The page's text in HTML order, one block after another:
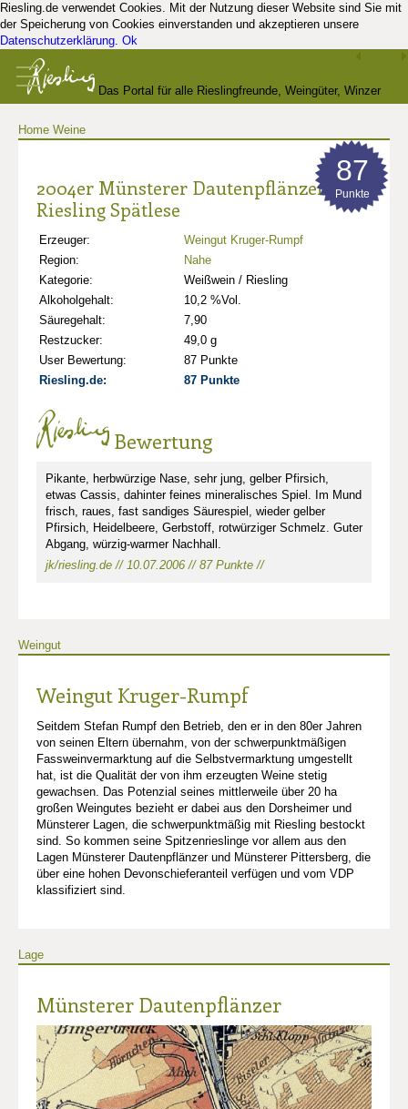
Riesling.de verwendet Cookies. Mit der Nutzung dieser Website sind Sie mit
der Speicherung von Cookies einverstanden und akzeptieren unsere
Datenschutzerklärung. Ok
Das Portal für alle Rieslingfreunde, Weingüter, Winzer
Home Weine
2004er Münsterer Dautenpflänzer
Riesling Spätlese
Erzeuger:
Weingut Kruger-Rumpf
Region:
Nahe
Kategorie:
Weißwein / Riesling
Alkoholgehalt:
10,2 %Vol.
Säuregehalt:
7,90
Restzucker:
49,0 g
User Bewertung:
87 Punkte
Riesling.de:
87 Punkte
87
Punkte
Bewertung
Pikante, herbwürzige Nase, sehr jung, gelber Pfirsich,
etwas Cassis, dahinter feines mineralisches Spiel. Im Mund
frisch, raues, fast sandiges Säurespiel, wieder gelber
Pfirsich, Heidelbeere, Gerbstoff, rotwürziger Schmelz. Guter
Abgang, würzig-warmer Nachhall.
jk/riesling.de // 10.07.2006 // 87 Punkte //
Weingut
Weingut Kruger-Rumpf
Seitdem Stefan Rumpf den Betrieb, den er in den 80er Jahren
von seinen Eltern übernahm, von der schwerpunktmäßigen
Fassweinvermarktung auf die Selbstvermarktung umgestellt
hat, ist die Qualität der von ihm erzeugten Weine stetig
gewachsen. Das Potenzial seines mittlerweile über 20 ha
großen Weingutes bezieht er dabei aus den Dorsheimer und
Münsterer Lagen, die schwerpunktmäßig mit Riesling bestockt
sind. So kommen seine Spitzenrieslinge vor allem aus den
Lagen Münsterer Dautenpflänzer und Münsterer Pittersberg, die
über eine hohen Devonschieferanteil verfügen und vom VDP
klassifiziert sind.
Lage
Münsterer Dautenpflänzer